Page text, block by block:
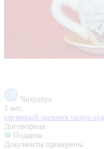
Чихуахуа
1 мес.
кремовый мальчик чихуа-хуа
Договорная
Подарок
Документы проверены